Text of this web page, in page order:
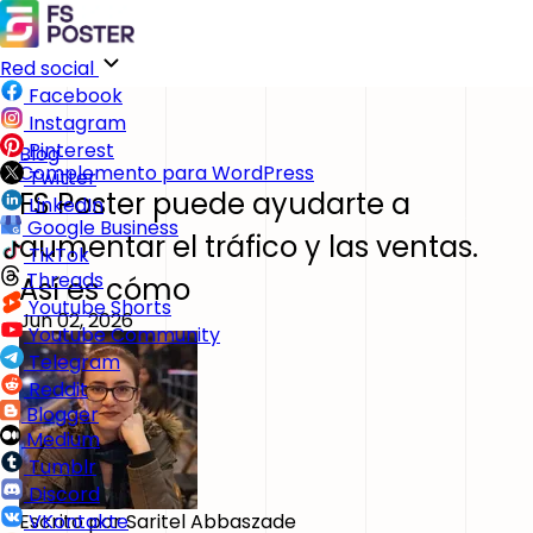
Red social
Facebook
Instagram
Pinterest
Twitter
LinkedIn
Google Business
TikTok
Threads
Youtube Shorts
Youtube Community
Telegram
Reddit
Blogger
Medium
Tumblr
Discord
VKontakte
Blog
Complemento para WordPress
FS Poster puede ayudarte a
aumentar el tráfico y las ventas.
Así es cómo
Jun 02, 2026
Escrito porSaritel Abbaszade